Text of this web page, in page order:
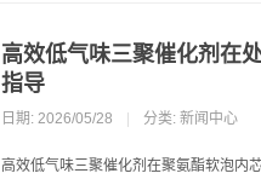
高效低气味三聚催化剂在
指导
日期: 2026/05/28 分类: 新闻中心
高效低气味三聚催化剂在聚氨酯软泡内